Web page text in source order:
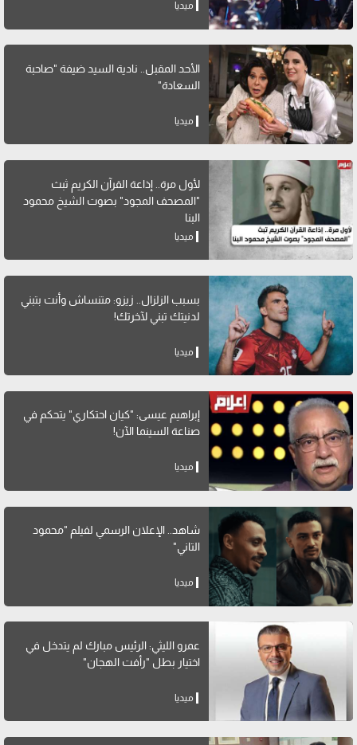
ميديا
الأحد المقبل.. نادية السيد ضيفة "صاحبة
السعادة"
ميديا
لأول مرة.. إذاعة القرآن الكريم ثبث
"المصحف المجود" بصوت الشيخ محمود
البنا
ميديا
بسبب الزلزال.. زيزو: متنساش وأنت بتبني
لدنيتك تبني لآخرتك!
ميديا
إبراهيم عيسى: "كيان احتكاري" يتحكم في
صناعة السينما الآن!
ميديا
شاهد.. الإعلان الرسمي لفيلم "محمود
التاني"
ميديا
عمرو الليثي: الرئيس مبارك لم يتدخل في
اختيار بطل "رأفت الهجان"
ميديا